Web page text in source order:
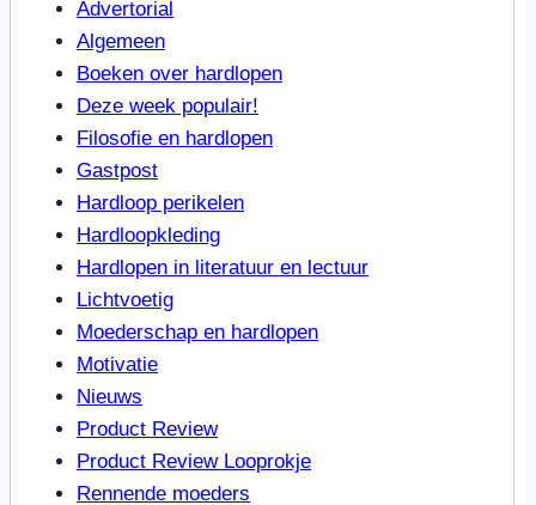
Advertorial
Algemeen
Boeken over hardlopen
Deze week populair!
Filosofie en hardlopen
Gastpost
Hardloop perikelen
Hardloopkleding
Hardlopen in literatuur en lectuur
Lichtvoetig
Moederschap en hardlopen
Motivatie
Nieuws
Product Review
Product Review Looprokje
Rennende moeders